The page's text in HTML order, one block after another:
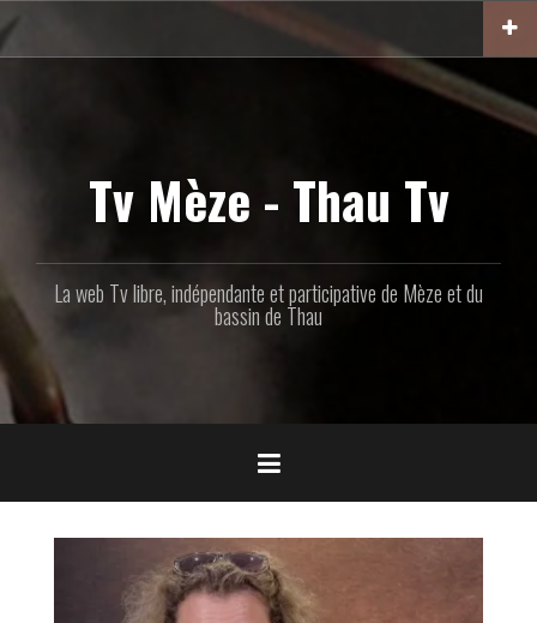
au
contenu
Tv Mèze - Thau Tv
La web Tv libre, indépendante et participative de Mèze et du
bassin de Thau